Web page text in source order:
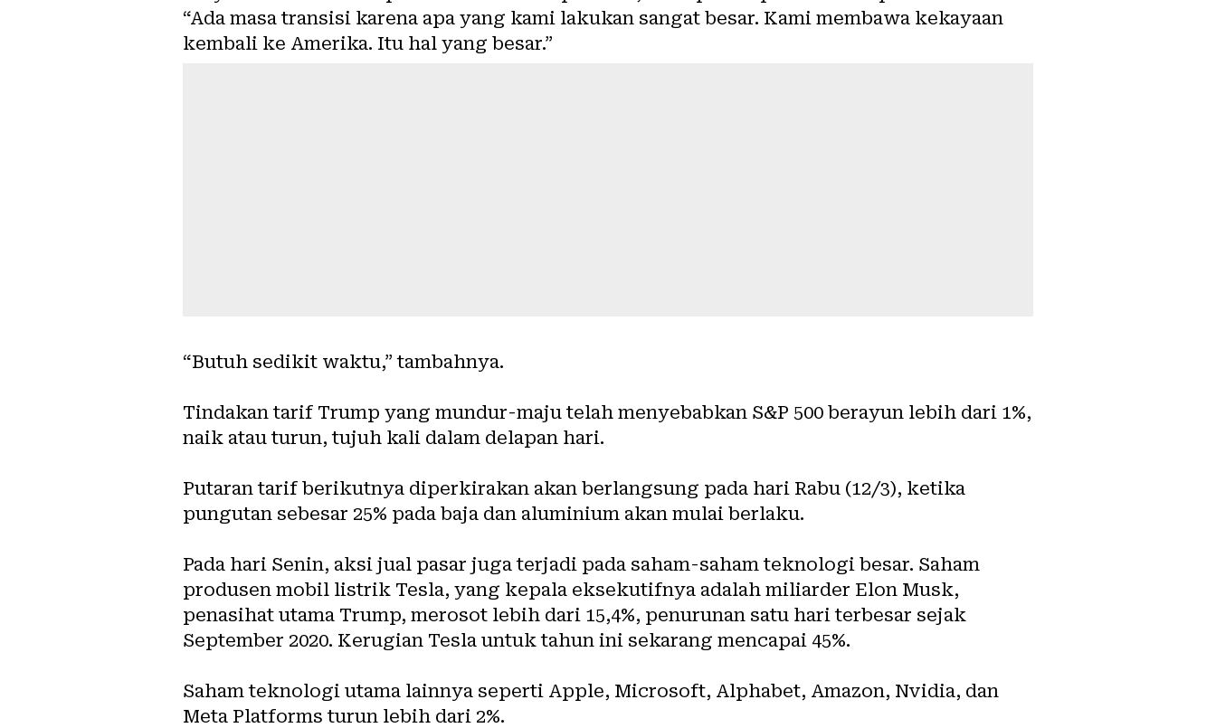
“Ada masa transisi karena apa yang kami lakukan sangat besar. Kami membawa kekayaan
kembali ke Amerika. Itu hal yang besar.”
“Butuh sedikit waktu,” tambahnya.
Tindakan tarif Trump yang mundur-maju telah menyebabkan S&P 500 berayun lebih dari 1%,
naik atau turun, tujuh kali dalam delapan hari.
Putaran tarif berikutnya diperkirakan akan berlangsung pada hari Rabu (12/3), ketika
pungutan sebesar 25% pada baja dan aluminium akan mulai berlaku.
Pada hari Senin, aksi jual pasar juga terjadi pada saham-saham teknologi besar. Saham
produsen mobil listrik Tesla, yang kepala eksekutifnya adalah miliarder Elon Musk,
penasihat utama Trump, merosot lebih dari 15,4%, penurunan satu hari terbesar sejak
September 2020. Kerugian Tesla untuk tahun ini sekarang mencapai 45%.
Saham teknologi utama lainnya seperti Apple, Microsoft, Alphabet, Amazon, Nvidia, dan
Meta Platforms turun lebih dari 2%.